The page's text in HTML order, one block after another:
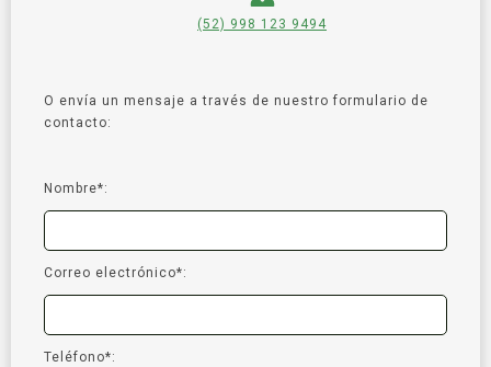
(52) 998 123 9494
O envía un mensaje a través de nuestro formulario de
contacto:
Nombre*:
Correo electrónico*:
Teléfono*: